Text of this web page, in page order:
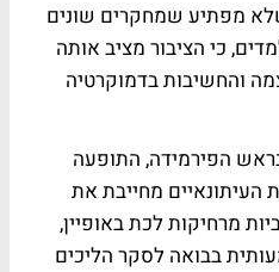
מפתיע שמחקרים שונים
כי הציבור מציב אותה
והחשיבות בדמוקרטיה
הפירמידה, התופעה
מחייבת את
מרחיקות לכת באופיין,
בבואה לסקר הליכים